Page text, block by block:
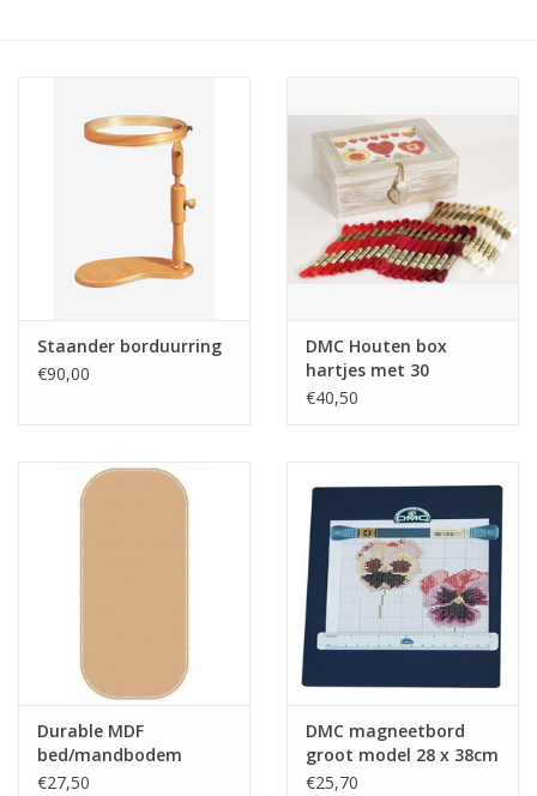
Sale / Coupons
Cadeaubonnen
Guy's blog
Staander borduurring
€90,00
DMC Houten box
hartjes met 30
strengen + patroon
€40,50
Durable MDF
bed/mandbodem
rechthoek 75x35cm
€27,50
DMC magneetbord
groot model 28 x 38cm
€25,70